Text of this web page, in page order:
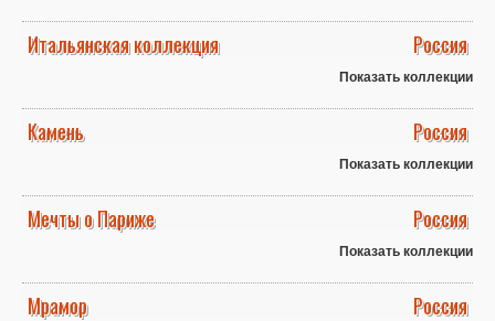
Итальянская коллекция Россия
Показать коллекции
Камень Россия
Показать коллекции
Мечты о Париже Россия
Показать коллекции
Мрамор Россия